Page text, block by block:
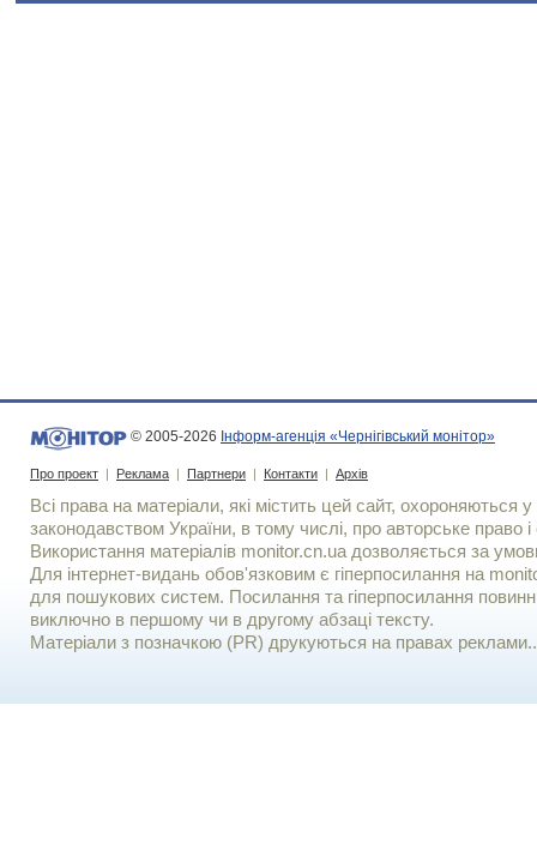
© 2005-2026 Інформ-агенція «Чернігівський монітор»
Про проект | Реклама | Партнери | Контакти | Архів
Всі права на матеріали, які містить цей сайт, охороняються у
законодавством України, в тому числі, про авторське право і
Використання матерiалiв monitor.cn.ua дозволяється за
Для iнтернет-видань обов'язковим є гiперпосилання на
для пошукових систем. Посилання та гіперпосилання
виключно в першому чи в другому абзаці тексту.
Матеріали з позначкою (PR) друкуються на правах реклами..